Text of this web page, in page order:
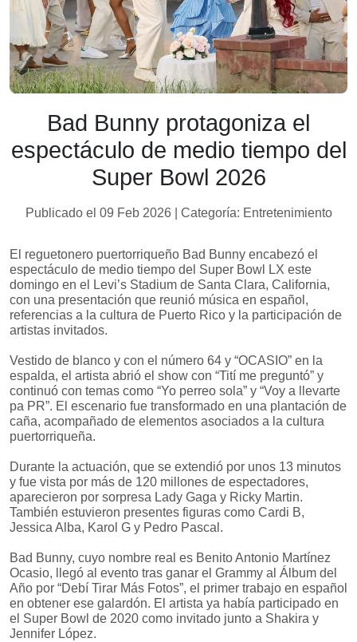
Bad Bunny protagoniza el
espectáculo de medio tiempo del
Super Bowl 2026
Publicado el 09 Feb 2026 | Categoría: Entretenimiento
El reguetonero puertorriqueño Bad Bunny encabezó el
espectáculo de medio tiempo del Super Bowl LX este
domingo en el Levi’s Stadium de Santa Clara, California,
con una presentación que reunió música en español,
referencias a la cultura de Puerto Rico y la participación de
artistas invitados.
Vestido de blanco y con el número 64 y “OCASIO” en la
espalda, el artista abrió el show con “Tití me preguntó” y
continuó con temas como “Yo perreo sola” y “Voy a llevarte
pa PR”. El escenario fue transformado en una plantación de
caña, acompañado de elementos asociados a la cultura
puertorriqueña.
Durante la actuación, que se extendió por unos 13 minutos
y fue vista por más de 120 millones de espectadores,
aparecieron por sorpresa Lady Gaga y Ricky Martin.
También estuvieron presentes figuras como Cardi B,
Jessica Alba, Karol G y Pedro Pascal.
Bad Bunny, cuyo nombre real es Benito Antonio Martínez
Ocasio, llegó al evento tras ganar el Grammy al Álbum del
Año por “Debí Tirar Más Fotos”, el primer trabajo en español
en obtener ese galardón. El artista ya había participado en
el Super Bowl de 2020 como invitado junto a Shakira y
Jennifer López.